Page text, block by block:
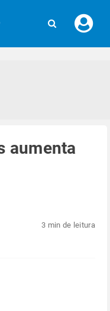
seu
aumenta
3 min de leitura